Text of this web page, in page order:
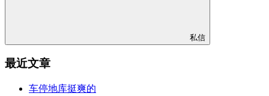
私信
最近文章
车停地库挺爽的